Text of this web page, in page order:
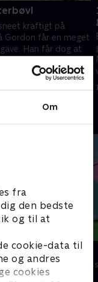
Om
fra
den bedste
og til at
cookie-data til
og andres
cookies
kraftigt på
Gordon får en meget
Han får dog at
ruter på grund af
• 10 min
Gurli Gris
Børneserier • 4